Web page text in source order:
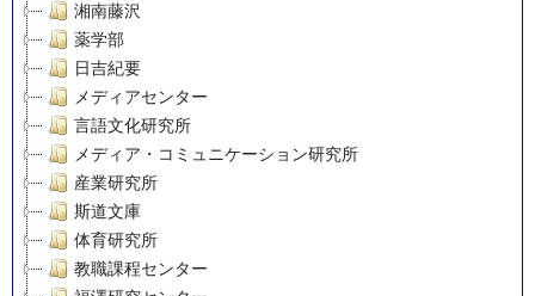
湘南藤沢
薬学部
日吉紀要
メディアセンター
言語文化研究所
メディア・コミュニケーション研究所
産業研究所
斯道文庫
体育研究所
教職課程センター